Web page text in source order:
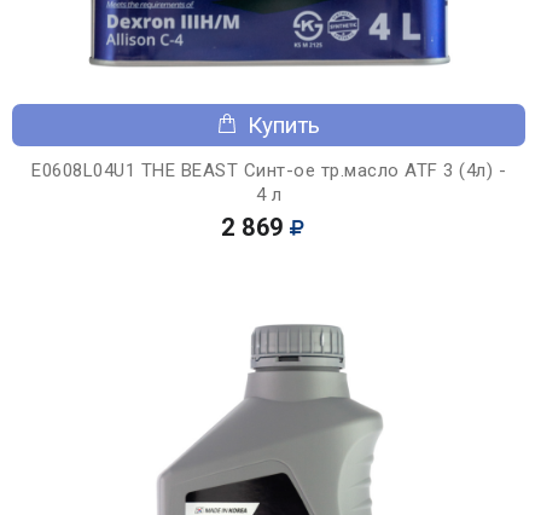
Купить
E0608L04U1 THE BEAST Синт-ое тр.масло ATF 3 (4л) -
4 л
2 869